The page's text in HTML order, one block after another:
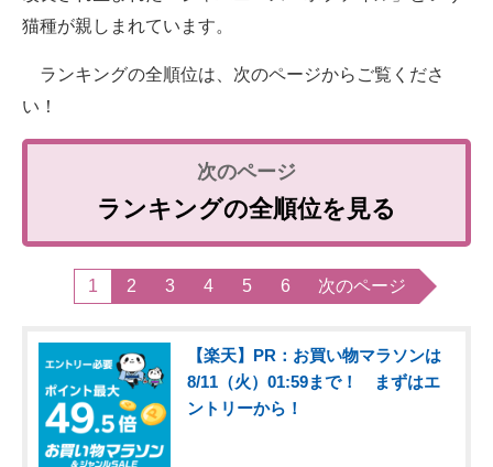
猫種が親しまれています。
ランキングの全順位は、次のページからご覧くださ
い！
ランキングの全順位を見る
1 2 3 4 5 6 次のページ
【楽天】PR：お買い物マラソンは
8/11（火）01:59まで！ まずはエ
ントリーから！